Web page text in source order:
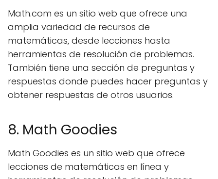
Math.com es un sitio web que ofrece una
amplia variedad de recursos de
matemáticas, desde lecciones hasta
herramientas de resolución de problemas.
También tiene una sección de preguntas y
respuestas donde puedes hacer preguntas y
obtener respuestas de otros usuarios.
8. Math Goodies
Math Goodies es un sitio web que ofrece
lecciones de matemáticas en línea y